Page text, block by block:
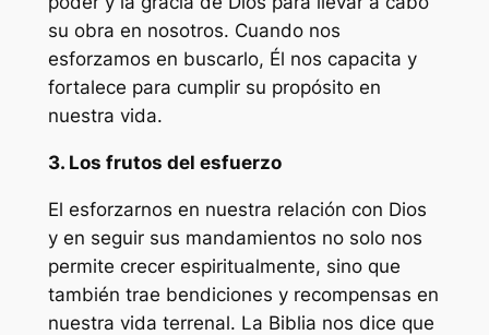
su obra en nosotros. Cuando nos
esforzamos en buscarlo, Él nos capacita y
fortalece para cumplir su propósito en
nuestra vida.
3. Los frutos del esfuerzo
El esforzarnos en nuestra relación con Dios
y en seguir sus mandamientos no solo nos
permite crecer espiritualmente, sino que
también trae bendiciones y recompensas en
nuestra vida terrenal. La Biblia nos dice que